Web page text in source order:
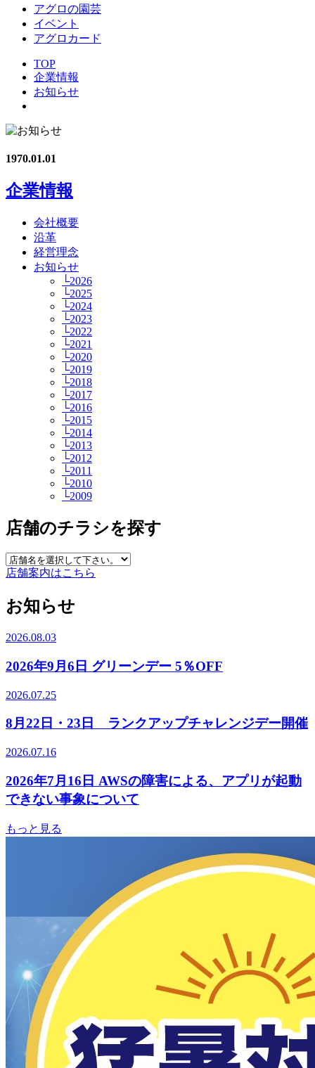
アグロの園芸
イベント
アグロカード
TOP
企業情報
お知らせ
1970.01.01
企業情報
会社概要
沿革
経営理念
お知らせ
└2026
└2025
└2024
└2023
└2022
└2021
└2020
└2019
└2018
└2017
└2016
└2015
└2014
└2013
└2012
└2011
└2010
└2009
店舗のチラシを探す
店舗案内はこちら
お知らせ
2026.08.03
2026年9月6日 グリーンデー 5％OFF
2026.07.25
8月22日・23日 ランクアップチャレンジデー開催
2026.07.16
2026年7月16日 AWSの障害による、アプリが起動
できない事象について
もっと見る